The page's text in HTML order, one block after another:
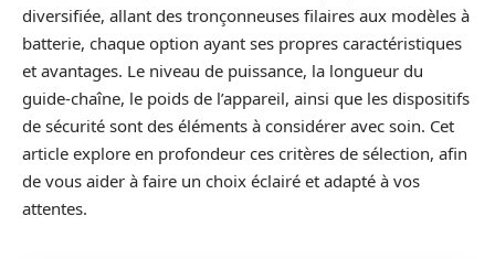
diversifiée, allant des tronçonneuses filaires aux modèles à
batterie, chaque option ayant ses propres caractéristiques
et avantages. Le niveau de puissance, la longueur du
guide-chaîne, le poids de l’appareil, ainsi que les dispositifs
de sécurité sont des éléments à considérer avec soin. Cet
article explore en profondeur ces critères de sélection, afin
de vous aider à faire un choix éclairé et adapté à vos
attentes.